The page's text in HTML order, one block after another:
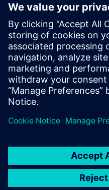
Vontade de fornecer
seus processos de negócio,
técnico
Disponibilidade para
nossos especialistas
o seu negócio numa